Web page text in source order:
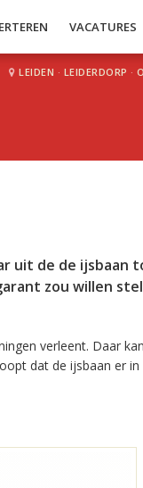
VACATURES
LEIDEN · LEIDERDORP ·
uit de de ijsbaan
zou willen
verleent. Daar
dat de ijsbaan er in